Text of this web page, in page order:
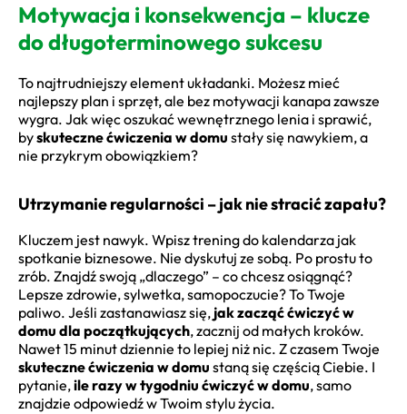
Motywacja i konsekwencja – klucze
do długoterminowego sukcesu
To najtrudniejszy element układanki. Możesz mieć
najlepszy plan i sprzęt, ale bez motywacji kanapa zawsze
wygra. Jak więc oszukać wewnętrznego lenia i sprawić,
byskuteczne ćwiczenia w domu stały się nawykiem, a
nie przykrym obowiązkiem?
Utrzymanie regularności – jak nie stracić zapału?
Kluczem jest nawyk. Wpisz trening do kalendarza jak
spotkanie biznesowe. Nie dyskutuj ze sobą. Po prostu to
zrób. Znajdź swoją „dlaczego” – co chcesz osiągnąć?
Lepsze zdrowie, sylwetka, samopoczucie? To Twoje
paliwo. Jeśli zastanawiasz się, jak zacząć ćwiczyć w
domu dla początkujących, zacznij od małych kroków.
Nawet 15 minut dziennie to lepiej niż nic. Z czasem Twoje
skuteczne ćwiczenia w domu staną się częścią Ciebie. I
pytanie,ile razy w tygodniu ćwiczyć w domu, samo
znajdzie odpowiedź w Twoim stylu życia.